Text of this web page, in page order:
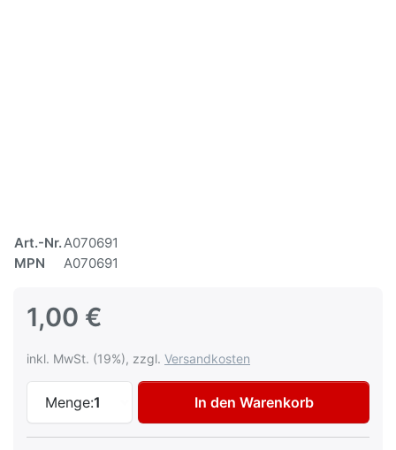
Art.-Nr.A070691
MPN
A070691
1,00 €
inkl. MwSt. (19%), zzgl. Versandkosten
Menge:1
Flachstrahl Sprühkopf
In den Warenkorb